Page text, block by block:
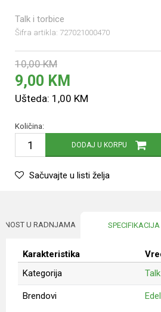
Talk i torbice
Šifra artikla: 727021000470
10,00 KM
9,00 KM
Ušteda: 1,00 KM
Količina:
DODAJ U KORPU
Sačuvajte u listi želja
U RADNJAMA SPECIFIKACIJA
Karakteristika
Kategorija
Brendovi